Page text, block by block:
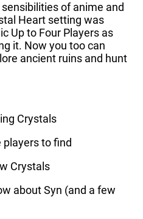
of anime and
Heart setting was
Up to Four Players as
it. Now you too can
ancient ruins and hunt
Crystals
players to find
Crystals
about Syn (and a few